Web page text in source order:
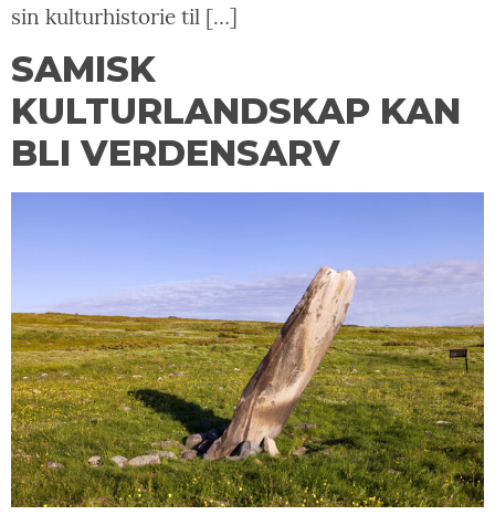
sin kulturhistorie til […]
SAMISK
KULTURLANDSKAP KAN
BLI VERDENSARV